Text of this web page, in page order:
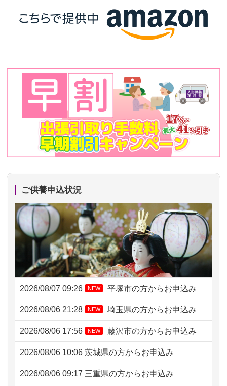
ご供養申込状況
2026/08/07 09:26 NEW 平塚市の方からお申込み
2026/08/06 21:28 NEW 埼玉県の方からお申込み
2026/08/06 17:56 NEW 藤沢市の方からお申込み
2026/08/06 10:06 茨城県の方からお申込み
2026/08/06 09:17 三重県の方からお申込み